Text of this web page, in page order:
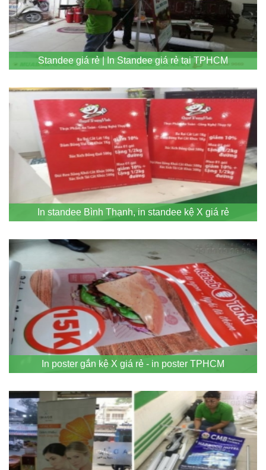
Standee giá rẻ | In Standee giá rẻ tại TPHCM
In standee Bình Thạnh, in standee kệ X giá rẻ
In poster gắn kệ X giá rẻ - in poster TPHCM